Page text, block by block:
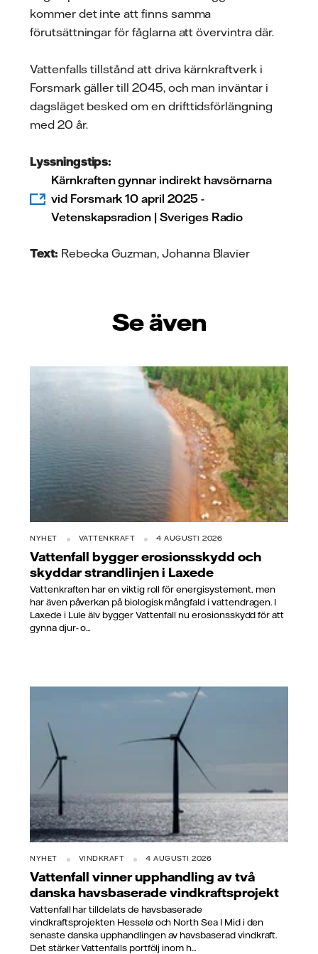
kommer det inte att finns samma
förutsättningar för fåglarna att övervintra där.
Vattenfalls tillstånd att driva kärnkraftverk i
Forsmark gäller till 2045, och man inväntar i
dagsläget besked om en drifttidsförlängning
med 20 år.
Lyssningstips:
Kärnkraften gynnar indirekt havsörnarna
vid Forsmark 10 april 2025 -
Vetenskapsradion | Sveriges Radio
Text: Rebecka Guzman, Johanna Blavier
Se även
NYHET VATTENKRAFT 4 AUGUSTI 2026
Vattenfall bygger erosionsskydd och
skyddar strandlinjen i Laxede
Vattenkraften har en viktig roll för energisystement, men
har även påverkan på biologisk mångfald i vattendragen. I
Laxede i Lule älv bygger Vattenfall nu erosionsskydd för att
gynna djur- o...
NYHET VINDKRAFT 4 AUGUSTI 2026
Vattenfall vinner upphandling av två
danska havsbaserade vindkraftsprojekt
Vattenfall har tilldelats de havsbaserade
vindkraftsprojekten Hesselø och North Sea I Mid i den
senaste danska upphandlingen av havsbaserad vindkraft.
Det stärker Vattenfalls portfölj inom h...